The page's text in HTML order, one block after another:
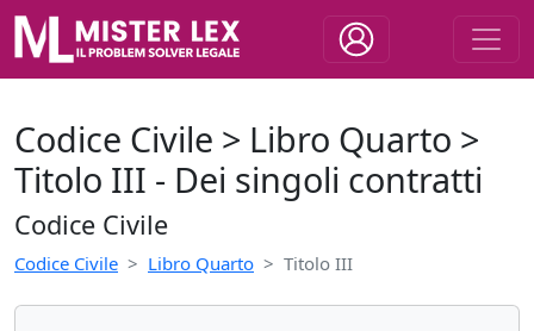
Codice Civile > Libro Quarto >
Titolo III - Dei singoli contratti
Codice Civile
Codice Civile Libro Quarto Titolo III